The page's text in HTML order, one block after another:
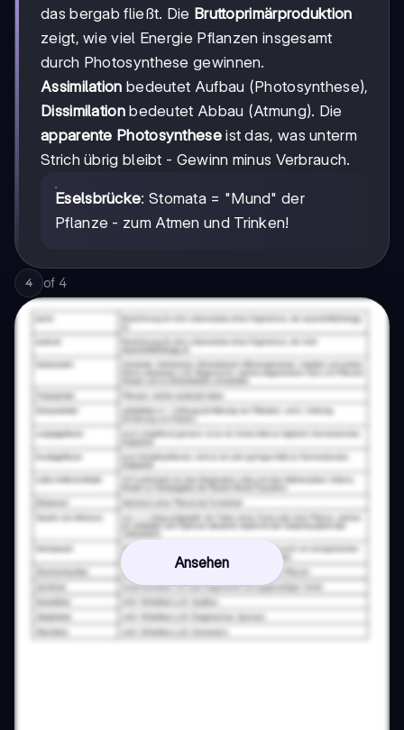
das bergab fließt. Die Bruttoprimärproduktion
zeigt, wie viel Energie Pflanzen insgesamt
durch Photosynthese gewinnen.
Assimilation bedeutet Aufbau (Photosynthese),
Dissimilationbedeutet Abbau (Atmung). Die
apparente Photosyntheseist das, was unterm
Strich übrig bleibt - Gewinn minus Verbrauch.
Eselsbrücke: Stomata = "Mund" der
Pflanze - zum Atmen und Trinken!
4 of 4
Ansehen